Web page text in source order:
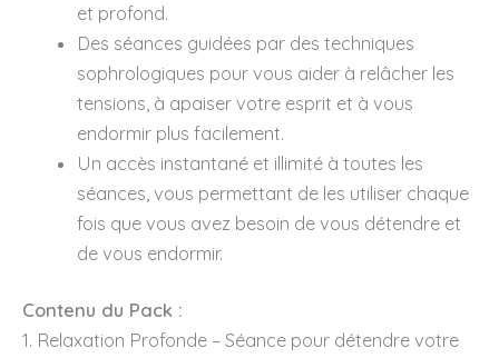
et profond.
Des séances guidées par des techniques
sophrologiques pour vous aider à relâcher les
tensions, à apaiser votre esprit et à vous
endormir plus facilement.
Un accès instantané et illimité à toutes les
séances, vous permettant de les utiliser chaque
fois que vous avez besoin de vous détendre et
de vous endormir.
Contenu du Pack :
1. Relaxation Profonde – Séance pour détendre votre